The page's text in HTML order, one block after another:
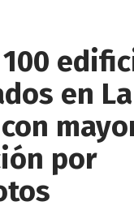
en
por